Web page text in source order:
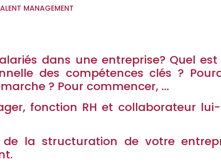
MANAGEMENT
dans une entreprise? Quel
des compétences clés ?
? Pour commencer, …
fonction RH et collaborateur
la structuration de votre